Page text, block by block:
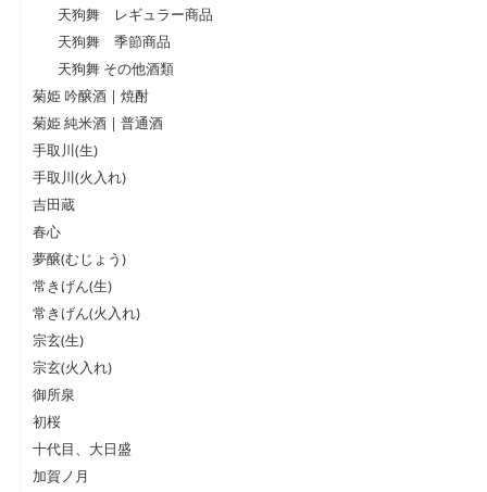
天狗舞 レギュラー商品
天狗舞 季節商品
天狗舞 その他酒類
菊姫 吟醸酒 | 焼酎
菊姫 純米酒 | 普通酒
手取川(生)
手取川(火入れ)
吉田蔵
春心
夢醸(むじょう)
常きげん(生)
常きげん(火入れ)
宗玄(生)
宗玄(火入れ)
御所泉
初桜
十代目、大日盛
加賀ノ月